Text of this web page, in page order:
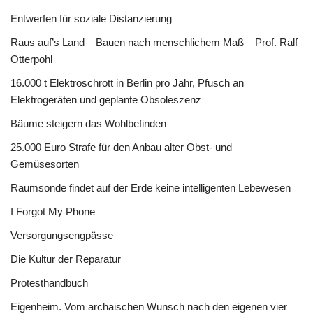
Entwerfen für soziale Distanzierung
Raus auf’s Land – Bauen nach menschlichem Maß – Prof. Ralf
Otterpohl
16.000 t Elektroschrott in Berlin pro Jahr, Pfusch an
Elektrogeräten und geplante Obsoleszenz
Bäume steigern das Wohlbefinden
25.000 Euro Strafe für den Anbau alter Obst- und
Gemüsesorten
Raumsonde findet auf der Erde keine intelligenten Lebewesen
I Forgot My Phone
Versorgungsengpässe
Die Kultur der Reparatur
Protesthandbuch
Eigenheim. Vom archaischen Wunsch nach den eigenen vier